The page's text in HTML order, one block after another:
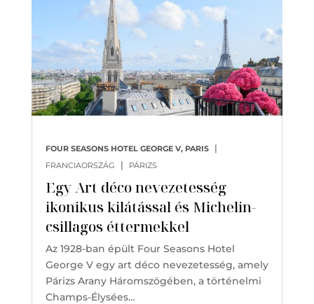
Egy Art déco nevezetesség
ikonikus kilátással és Michelin-
csillagos éttermekkel
FOUR SEASONS HOTEL GEORGE V, PARIS |
FRANCIAORSZÁG | PÁRIZS
Az 1928-ban épült Four Seasons Hotel
George V egy art déco nevezetesség, amely
Párizs Arany Háromszögében, a történelmi
Champs-Élysées…